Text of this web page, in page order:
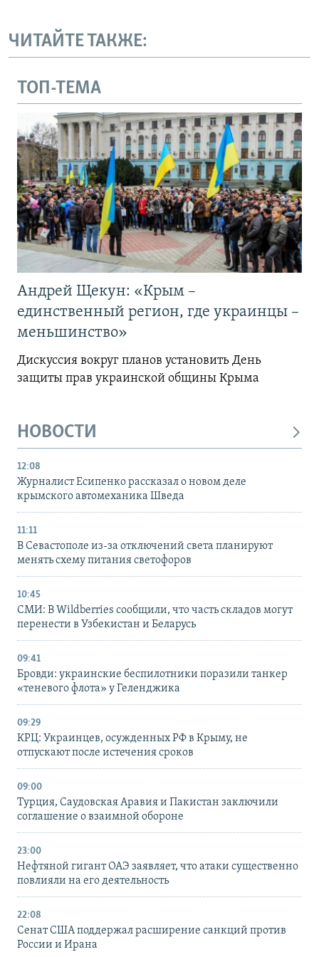
ЧИТАЙТЕ ТАКЖЕ:
ТОП-ТЕМА
Андрей Щекун: «Крым –
единственный регион, где украинцы –
меньшинство»
Дискуссия вокруг планов установить День
защиты прав украинской общины Крыма
НОВОСТИ
12:08
Журналист Есипенко рассказал о новом деле
крымского автомеханика Шведа
11:11
В Севастополе из-за отключений света планируют
менять схему питания светофоров
10:45
СМИ: В Wildberries сообщили, что часть складов могут
перенести в Узбекистан и Беларусь
09:41
Бровди: украинские беспилотники поразили танкер
«теневого флота» у Геленджика
09:29
КРЦ: Украинцев, осужденных РФ в Крыму, не
отпускают после истечения сроков
09:00
Турция, Саудовская Аравия и Пакистан заключили
соглашение о взаимной обороне
23:00
Нефтяной гигант ОАЭ заявляет, что атаки существенно
повлияли на его деятельность
22:08
Сенат США поддержал расширение санкций против
России и Ирана